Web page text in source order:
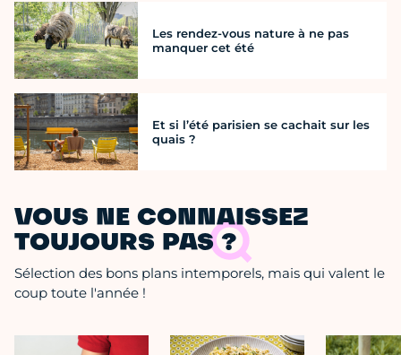
Les rendez-vous nature à ne pas
manquer cet été
Et si l’été parisien se cachait sur les
quais ?
VOUS NE CONNAISSEZ
TOUJOURS PAS ?
Sélection des bons plans intemporels, mais qui valent le
coup toute l'année !